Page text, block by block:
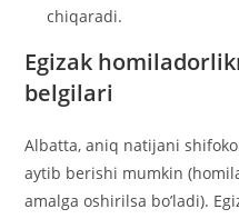
chiqaradi.
Egizak
belgilari
Albatta, aniq natijani
aytib berishi mumkin
amalga oshirilsa bo’ladi).